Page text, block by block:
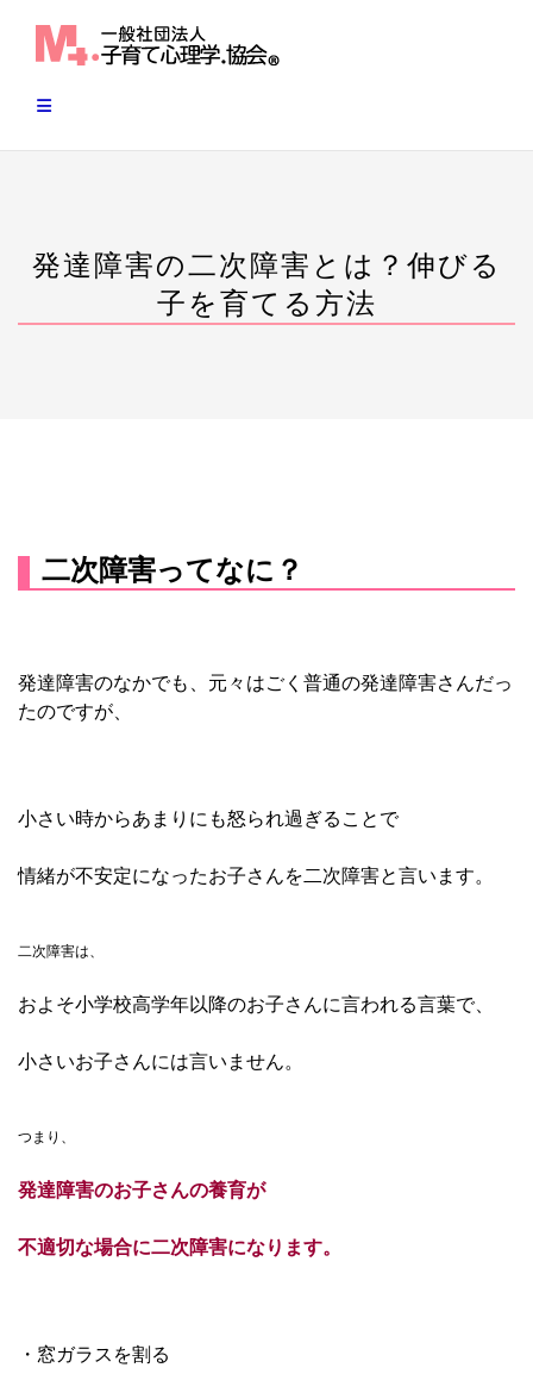
発達障害の二次障害とは？伸びる
子を育てる方法
二次障害ってなに？
発達障害のなかでも、元々はごく普通の発達障害さんだっ
たのですが、
小さい時からあまりにも怒られ過ぎることで
情緒が不安定になったお子さんを二次障害と言います。
二次障害は、
およそ小学校高学年以降のお子さんに言われる言葉で、
小さいお子さんには言いません。
つまり、
発達障害のお子さんの養育が
不適切な場合に二次障害になります。
・窓ガラスを割る